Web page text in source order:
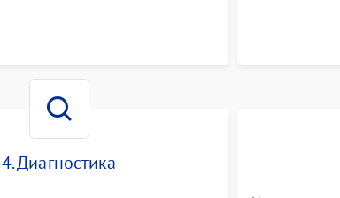
цифрового
4. Диагностика